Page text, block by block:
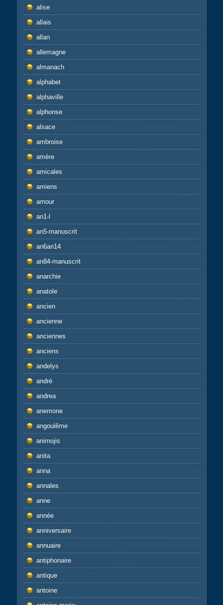
alise
allais
allan
allemagne
almanach
alphabet
alphaville
alphonse
alsace
ambroise
amère
amicales
amiens
amour
an1-l
an5-manuscrit
an6an14
an84-manuscrit
anarchie
anatole
ancien
ancienne
anciennes
anciens
andelys
andré
andrea
anemone
angoulême
animojis
anita
anna
annales
anne
année
anniversaire
annuaire
antiphonaire
antique
antoine